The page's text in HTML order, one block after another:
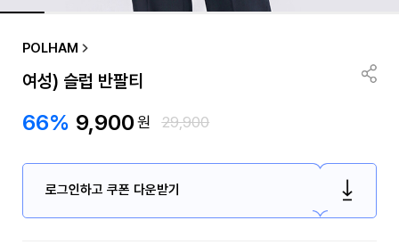
POLHAM
여성) 슬럽 반팔티
66% 9,900원 29,900
로그인하고 쿠폰 다운받기